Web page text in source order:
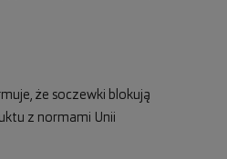
że soczewki blokują
z normami Unii